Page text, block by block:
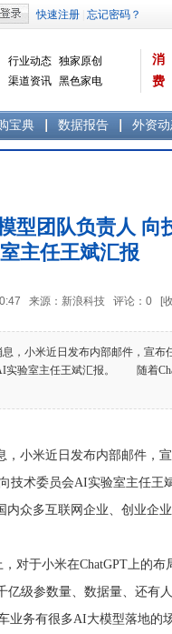
行业动态 独家原创
渠道资讯 黑色家电
消
费
宝典 数据报告 外资
型团队负责人 向
室主任王斌汇报
来源：新浪科技 评论： 0 [
小米近日发布内部邮件，宣布
实验室主任王斌汇报。 随着
小米近日发布内部邮件，
技术委员会AI实验室主任王
众多互联网企业、创业企
于小米在ChatGPT上的布
亿级参数量、数据量、还有
业务有很多AI大模型落地的